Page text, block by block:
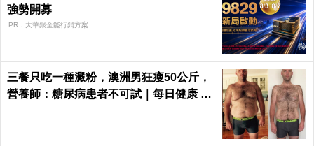
強勢開募
PR．大華銀全能行銷方案
三餐只吃一種澱粉，澳洲男狂瘦50公斤，
營養師：糖尿病患者不可試｜每日健康 He